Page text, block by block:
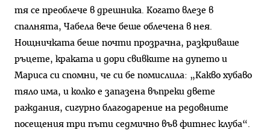
тя се преоблече в дрешника. Когато влезе в
спалнята, Чабела вече беше облечена в нея.
Нощничката беше почти прозрачна, разкриваше
ръцете, краката и дори свивките на дупето и
Мариса си спомни, че си бе помислила: „Какво хубаво
тяло има, и колко е запазена въпреки двете
раждания, сигурно благодарение на редовните
посещения три пъти седмично във фитнес клуба“.